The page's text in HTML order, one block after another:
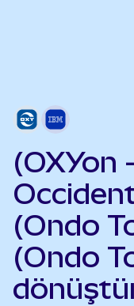
(OXYon
(Ondo
(Ondo